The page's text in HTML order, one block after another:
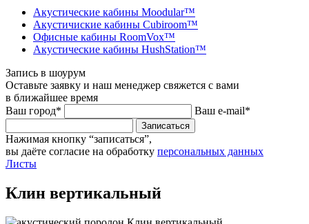
Акустические кабины Moodular™
Акустичиские кабины Cubiroom™
Офисные кабины RoomVox™
Акустические кабины HushStation™
Запись в шоурум
Оставьте заявку и наш менеджер свяжется с вами
в ближайшее время
Ваш город*
Ваш e-mail*
Записаться
Нажимая кнопку “записаться”,
вы даёте согласие на обработку персональных данных
Листы
Клин вертикальный